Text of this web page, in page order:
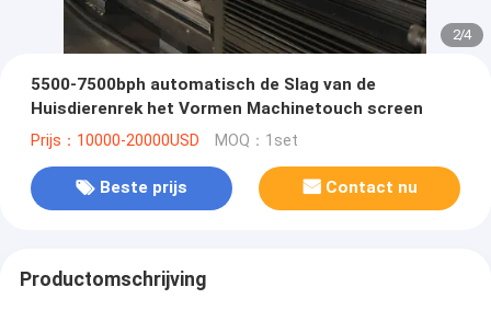
2/4
5500-7500bph automatisch de Slag van de
Huisdierenrek het Vormen Machinetouch screen
Prijs：10000-20000USD MOQ：1set
Beste prijs Contact nu
Productomschrijving